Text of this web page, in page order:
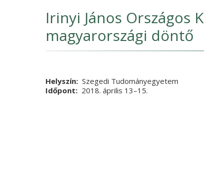
Irinyi János Országos
magyarországi döntő
Helyszín Szegedi Tudományegyetem
Időpont
2018. április 13Vége
–15.